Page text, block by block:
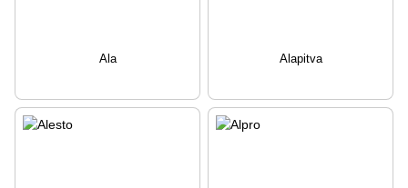
Ala Alapitva